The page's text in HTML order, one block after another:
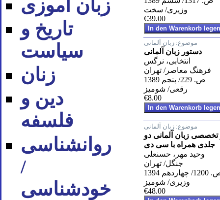
زبان آموزی
تاریخ و
سیاست
زنان
دین و
فلسفه
روان‪شناسی
/
خودشناسی
وزیری/ سخت
€39.00
موضوع: زبان آلمانی
دستور زبان آلمانی
انتخابی، نرگس
فرهنگ معاصر/ تهران
ص. 229/ پنجم 1389
رقعی/ شومیز
€8.00
موضوع: زبان آلمانی
زبان آلمانی دو
جلدی همراه با سی دی
وحید مهر، حسنعلی
جنگل/ تهران
چهاردهم 1394
وزیری/ شومیز
€48.00